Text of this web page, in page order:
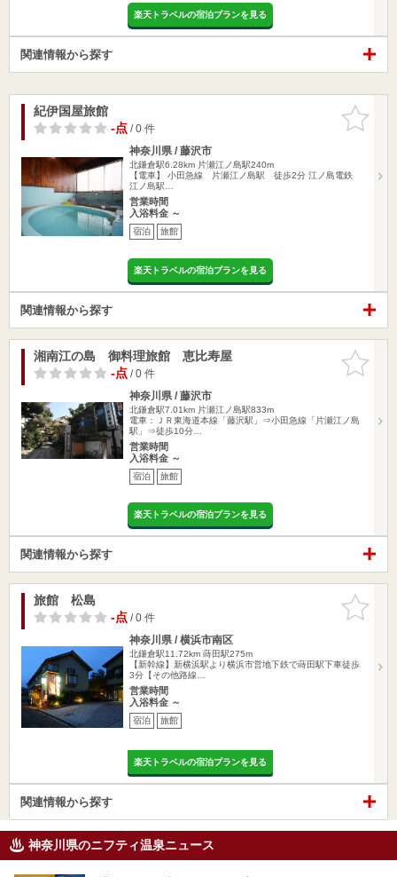
楽天トラベルの宿泊プランを見る
関連情報から探す
お気に入
りに追加
紀伊国屋旅館
-点/ 0 件
神奈川県 / 藤沢市
北鎌倉駅6.28km 片瀬江ノ島駅240m
【電車】 小田急線 片瀬江ノ島駅 徒歩2分 江ノ島電鉄
江ノ島駅…
営業時間
入浴料金 ～
宿泊 旅館
楽天トラベルの宿泊プランを見る
関連情報から探す
お気に入
りに追加
湘南江の島 御料理旅館 恵比寿屋
-点/ 0 件
神奈川県 / 藤沢市
北鎌倉駅7.01km 片瀬江ノ島駅833m
電車：ＪＲ東海道本線「藤沢駅」⇒小田急線「片瀬江ノ島
駅」⇒徒歩10分…
営業時間
入浴料金 ～
宿泊 旅館
楽天トラベルの宿泊プランを見る
関連情報から探す
お気に入
りに追加
旅館 松島
-点/ 0 件
神奈川県 / 横浜市南区
北鎌倉駅11.72km 蒔田駅275m
【新幹線】新横浜駅より横浜市営地下鉄で蒔田駅下車徒歩
3分【その他路線…
営業時間
入浴料金 ～
宿泊 旅館
楽天トラベルの宿泊プランを見る
関連情報から探す
神奈川県のニフティ温泉ニュース